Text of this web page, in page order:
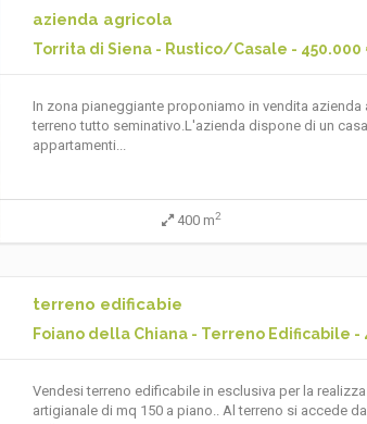
azienda agricola
Torrita di Siena - Rustico/Casale - 450.000
In zona pianeggiante proponiamo in vendita azienda
terreno tutto seminativo.L'azienda dispone di un
appartamenti...
400 m2
terreno edificabie
Foiano della Chiana - Terreno Edificabile -
Vendesi terreno edificabile in esclusiva per la
artigianale di mq 150 a piano.. Al terreno si accede